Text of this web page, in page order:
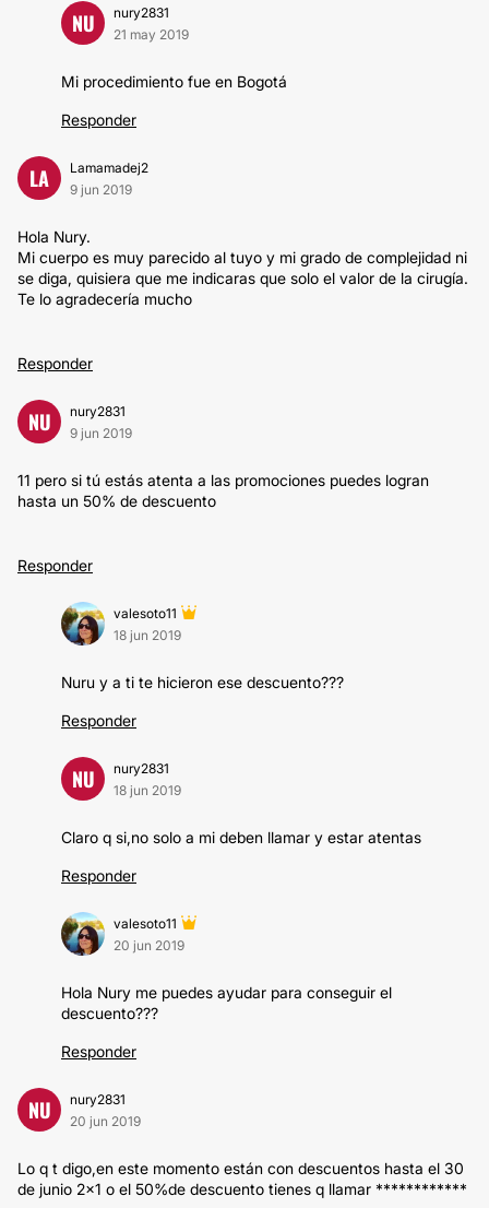
NU
nury2831
21 may 2019
Mi procedimiento fue en Bogotá
Responder
LA
Lamamadej2
9 jun 2019
Hola Nury.
Mi cuerpo es muy parecido al tuyo y mi grado de complejidad ni
se diga, quisiera que me indicaras que solo el valor de la cirugía.
Te lo agradecería mucho
Responder
NU
nury2831
9 jun 2019
11 pero si tú estás atenta a las promociones puedes logran
hasta un 50% de descuento
Responder
valesoto11
18 jun 2019
Nuru y a ti te hicieron ese descuento???
Responder
NU
nury2831
18 jun 2019
Claro q si,no solo a mi deben llamar y estar atentas
Responder
valesoto11
20 jun 2019
Hola Nury me puedes ayudar para conseguir el
descuento???
Responder
NU
nury2831
20 jun 2019
Lo q t digo,en este momento están con descuentos hasta el 30
de junio 2x1 o el 50%de descuento tienes q llamar ************